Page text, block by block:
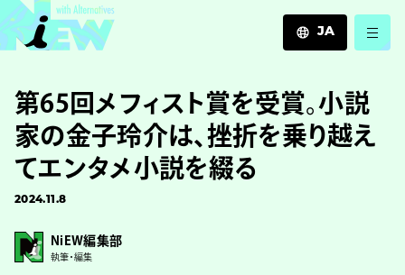
JA
EN
ZH
第65回メフィスト賞を受賞。小説
家の金子玲介は、挫折を乗り越え
てエンタメ小説を綴る
2024.11.8
NiEW編集部
執筆・編集